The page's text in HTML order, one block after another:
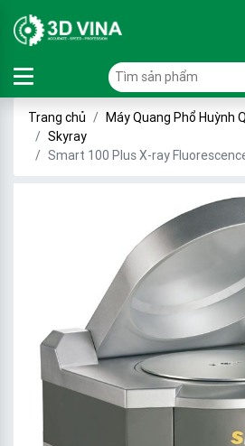
Trang chủ
Máy Quang Phổ Huỳnh
Skyray
Smart 100 Plus X-ray